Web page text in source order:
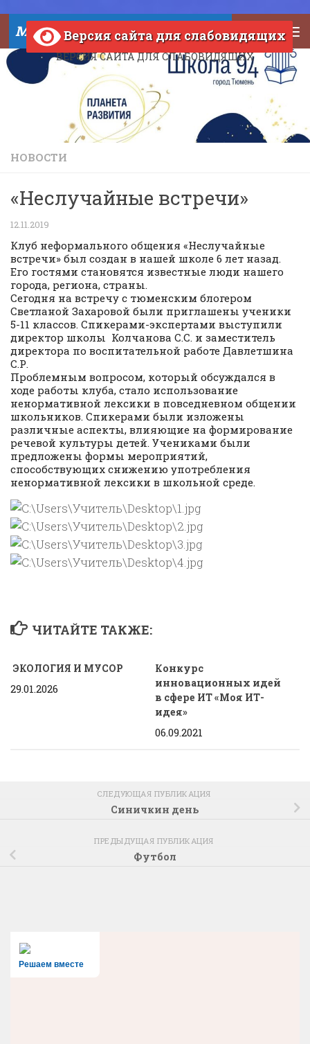
Skip to content
МАОУ СОШ №94 города Тюмени
ВЕРСИЯ САЙТА ДЛЯ СЛАБОВИДЯЩИХ
Версия сайта для слабовидящих
НОВОСТИ
«Неслучайные встречи»
12.11.2019
Клуб неформального общения «Неслучайные
встречи» был создан в нашей школе 6 лет назад.
Его гостями становятся известные люди нашего
города, региона, страны.
Сегодня на встречу с тюменским блогером
Светланой Захаровой были приглашены ученики
5-11 классов. Спикерами-экспертами выступили
директор школы Колчанова С.С. и заместитель
директора по воспитательной работе Давлетшина
С.Р.
Проблемным вопросом, который обсуждался в
ходе работы клуба, стало использование
ненормативной лексики в повседневном общении
школьников. Спикерами были изложены
различные аспекты, влияющие на формирование
речевой культуры детей. Учениками были
предложены формы мероприятий,
способствующих снижению употребления
ненормативной лексики в школьной среде.
ЧИТАЙТЕ ТАКЖЕ:
ЭКОЛОГИЯ И МУСОР
29.01.2026
Конкурс
инновационных идей
в сфере ИТ «Моя ИТ-
идея»
06.09.2021
СЛЕДУЮЩАЯ ПУБЛИКАЦИЯ
Синичкин день
ПРЕДЫДУЩАЯ ПУБЛИКАЦИЯ
Футбол
Решаем вместе